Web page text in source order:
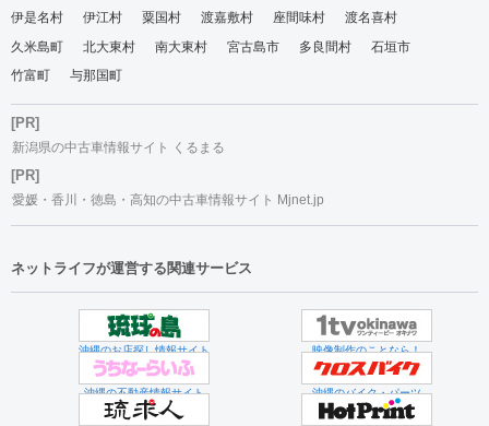
伊是名村
伊江村 粟国村 渡嘉敷村 座間味村
渡名喜村
久米島町
北大東村 南大東村 宮古島市 多良間村
石垣市
竹富町
与那国町
[PR]
新潟県の中古車情報サイト くるまる
[PR]
愛媛・香川・徳島・高知の中古車情報サイト Mjnet.jp
ネットライフが運営する関連サービス
沖縄のお店探し情報サイト 映像制作のことなら！
沖縄の不動産情報サイト 沖縄のバイク・パーツ